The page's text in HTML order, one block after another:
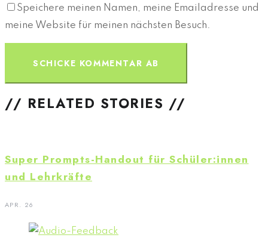
Speichere meinen Namen, meine Emailadresse und
meine Website für meinen nächsten Besuch.
// RELATED STORIES //
Super Prompts-Handout für Schüler:innen
und Lehrkräfte
APR. 26